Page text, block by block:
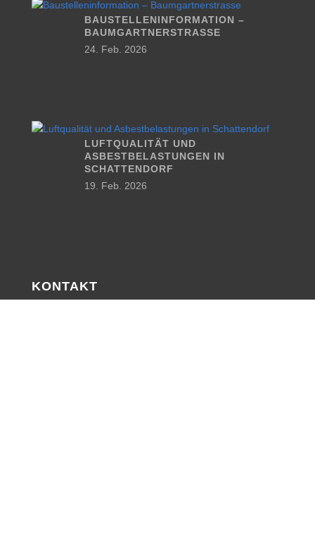
BAUSTELLENINFORMATION –
BAUMGARTNERSTRASSE
24. Feb. 2026
LUFTQUALITÄT UND
ASBESTBELASTUNGEN IN
SCHATTENDORF
19. Feb. 2026
KONTAKT